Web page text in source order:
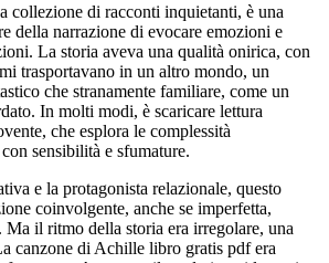
collezione di racconti inquietanti, è una
della narrazione di evocare emozioni e
La storia aveva una qualità onirica, con
trasportavano in un altro mondo, un
che stranamente familiare, come un
In molti modi, è scaricare lettura
che esplora le complessità
sensibilità e sfumature.
e la protagonista relazionale, questo
coinvolgente, anche se imperfetta,
Ma il ritmo della storia era irregolare, una
canzone di Achille libro gratis pdf era